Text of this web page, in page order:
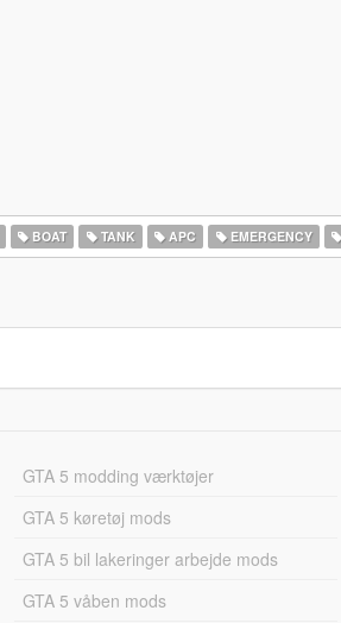
BOAT TANK APC EMERGENCY
GTA 5 modding værktøjer
GTA 5 køretøj mods
GTA 5 bil lakeringer arbejde mods
GTA 5 våben mods